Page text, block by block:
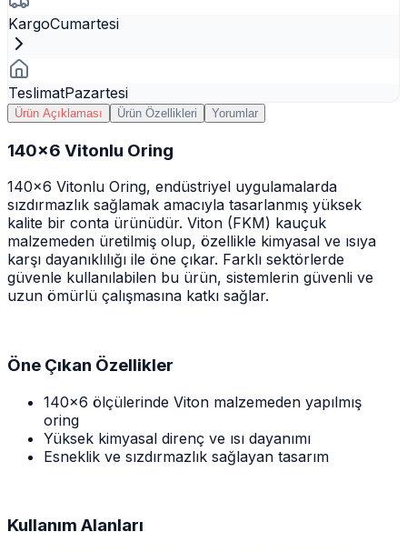
KargoCumartesi
TeslimatPazartesi
Ürün Açıklaması Ürün Özellikleri Yorumlar
140x6 Vitonlu Oring
140x6 Vitonlu Oring, endüstriyel uygulamalarda
sızdırmazlık sağlamak amacıyla tasarlanmış yüksek
kalite bir conta ürünüdür. Viton (FKM) kauçuk
malzemeden üretilmiş olup, özellikle kimyasal ve ısıya
karşı dayanıklılığı ile öne çıkar. Farklı sektörlerde
güvenle kullanılabilen bu ürün, sistemlerin güvenli ve
uzun ömürlü çalışmasına katkı sağlar.
Öne Çıkan Özellikler
140x6 ölçülerinde Viton malzemeden yapılmış
oring
Yüksek kimyasal direnç ve ısı dayanımı
Esneklik ve sızdırmazlık sağlayan tasarım
Kullanım Alanları